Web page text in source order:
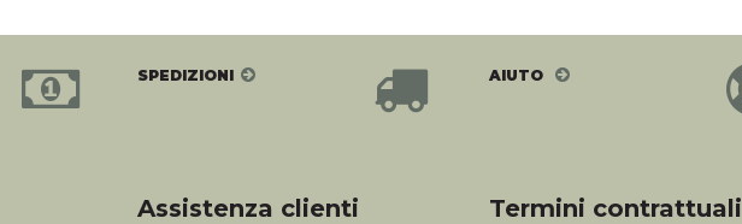
SPEDIZIONI AIUTO
Assistenza clienti Termini contrattuali